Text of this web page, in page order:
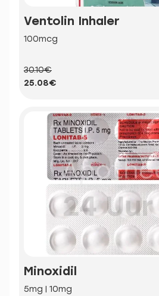
Ventolin Inhaler
100mcg
30.10€
25.08€
Minoxidil
5mg | 10mg